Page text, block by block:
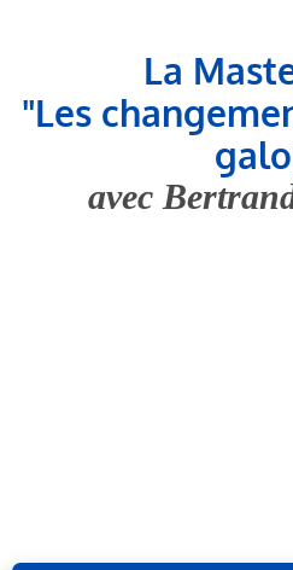
La
"Les
avec